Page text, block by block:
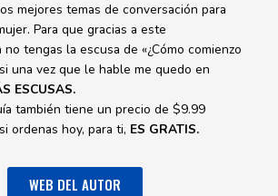
mejores temas de conversación para
Para que gracias a este
tengas la escusa de «¿Cómo comienzo
si una vez que le hable me quedo en
ESCUSAS.
también tiene un precio de $9.99
ordenas hoy, para ti, ES GRATIS.
WEB DEL AUTOR